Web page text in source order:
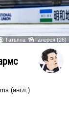
Татьяна  Галерея (28)
(англ.)